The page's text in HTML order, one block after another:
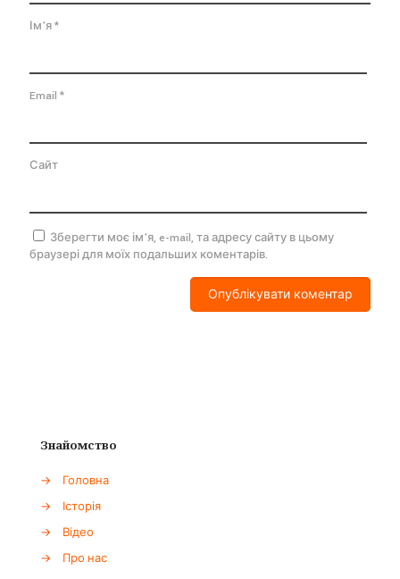
Ім'я*
Email *
Сайт
Зберегти моє ім'я, e-mail, та адресу сайту в цьому
браузері для моїх подальших коментарів.
Знайомство
→
Головна
→
Історія
→
Відео
→
Про нас